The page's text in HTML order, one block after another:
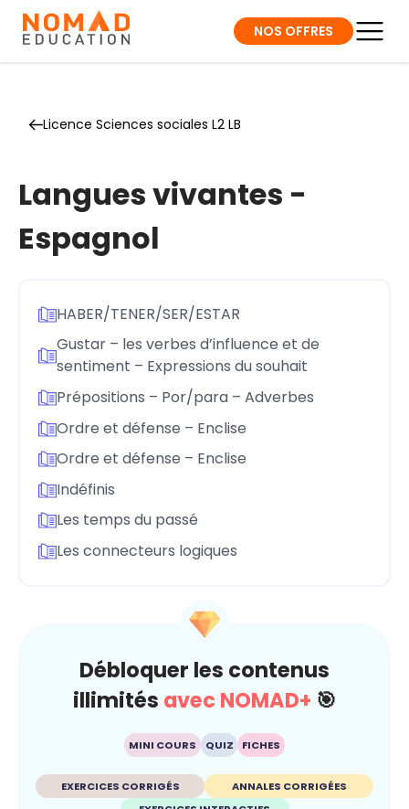
NOS OFFRES
Licence Sciences sociales L2 LB
Langues vivantes -
Espagnol
HABER/TENER/SER/ESTAR
Gustar – les verbes d’influence et de
sentiment – Expressions du souhait
Prépositions – Por/para – Adverbes
Ordre et défense – Enclise
Ordre et défense – Enclise
Indéfinis
Les temps du passé
Les connecteurs logiques
Débloquer les contenus
illimités avec NOMAD+ 🎯
MINI COURS QUIZ FICHES
EXERCICES CORRIGÉS
ANNALES CORRIGÉES